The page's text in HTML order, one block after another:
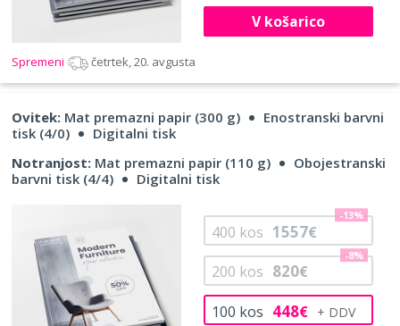
V košarico
Spremeni četrtek, 20. avgusta
Ovitek: Mat premazni papir (300 g)
Enostranski barvni
tisk (4/0)
Digitalni tisk
Notranjost: Mat premazni papir (110 g)
Obojestranski
barvni tisk (4/4)
Digitalni tisk
100 kos 448€
200 kos 820€
-8%
400 kos 1557€
-13%